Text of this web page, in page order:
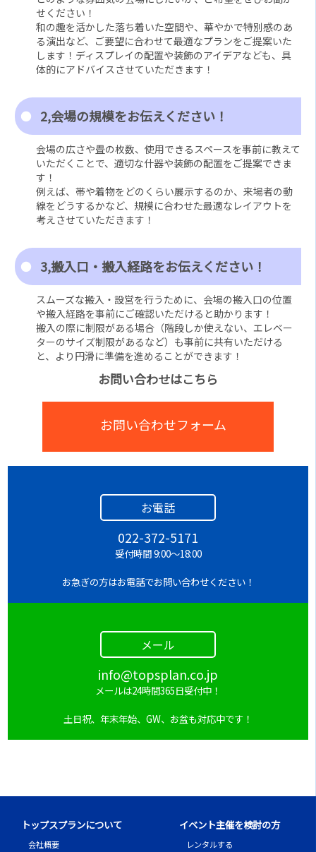
せください！
和の趣を活かした落ち着いた空間や、華やかで特別感のあ
る演出など、ご要望に合わせて最適なプランをご提案いた
します！ディスプレイの配置や装飾のアイデアなども、具
体的にアドバイスさせていただきます！
2,会場の規模をお伝えください！
会場の広さや畳の枚数、使用できるスペースを事前に教えて
いただくことで、適切な什器や装飾の配置をご提案できま
す！
例えば、帯や着物をどのくらい展示するのか、来場者の動
線をどうするかなど、規模に合わせた最適なレイアウトを
考えさせていただきます！
3,搬入口・搬入経路をお伝えください！
スムーズな搬入・設営を行うために、会場の搬入口の位置
や搬入経路を事前にご確認いただけると助かります！
搬入の際に制限がある場合（階段しか使えない、エレベー
ターのサイズ制限があるなど）も事前に共有いただける
と、より円滑に準備を進めることができます！
お問い合わせはこちら
お問い合わせフォーム
お電話
022-372-5171
受付時間 9:00～18:00
お急ぎの方はお電話でお問い合わせください！
メール
info@topsplan.co.jp
メールは24時間365日受付中！
土日祝、年末年始、GW、お盆も対応中です！
トップスプランについて
会社概要
イベント主催を検討の方
レンタルする